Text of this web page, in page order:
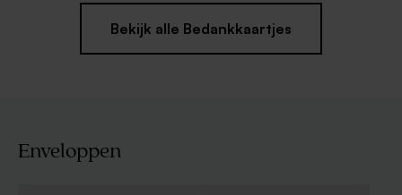
Bekijk alle Bedankkaartjes
Enveloppen